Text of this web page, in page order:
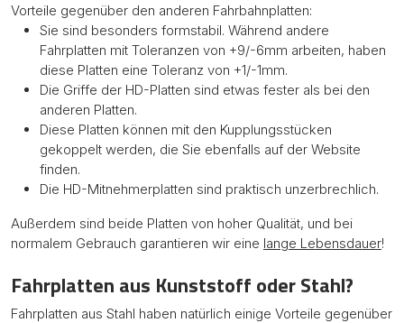
Vorteile gegenüber den anderen Fahrbahnplatten:
Sie sind besonders formstabil. Während andere
Fahrplatten mit Toleranzen von +9/-6mm arbeiten, haben
diese Platten eine Toleranz von +1/-1mm.
Die Griffe der HD-Platten sind etwas fester als bei den
anderen Platten.
Diese Platten können mit den Kupplungsstücken
gekoppelt werden, die Sie ebenfalls auf der Website
finden.
Die HD-Mitnehmerplatten sind praktisch unzerbrechlich.
Außerdem sind beide Platten von hoher Qualität, und bei
normalem Gebrauch garantieren wir eine lange Lebensdauer!
Fahrplatten aus Kunststoff oder Stahl?
Fahrplatten aus Stahl haben natürlich einige Vorteile gegenüber